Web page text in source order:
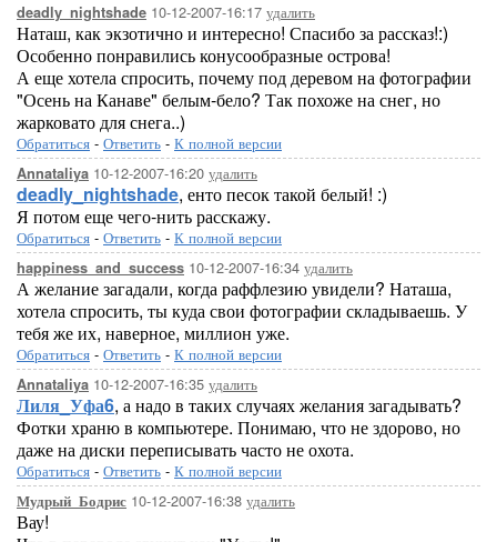
deadly_nightshade 10-12-2007-16:17 удалить
Наташ, как экзотично и интересно! Спасибо за рассказ!:)
Особенно понравились конусообразные острова!
А еще хотела спросить, почему под деревом на фотографии
"Осень на Канаве" белым-бело? Так похоже на снег, но
жарковато для снега..)
Обратиться - Ответить - К полной версии
Annataliya 10-12-2007-16:20 удалить
deadly_nightshade, енто песок такой белый! :)
Я потом еще чего-нить расскажу.
Обратиться - Ответить - К полной версии
happiness_and_success 10-12-2007-16:34 удалить
А желание загадали, когда раффлезию увидели? Наташа,
хотела спросить, ты куда свои фотографии складываешь. У
тебя же их, наверное, миллион уже.
Обратиться - Ответить - К полной версии
Annataliya 10-12-2007-16:35 удалить
Лиля_Уфа6, а надо в таких случаях желания загадывать?
Фотки храню в компьютере. Понимаю, что не здорово, но
даже на диски переписывать часто не охота.
Обратиться - Ответить - К полной версии
Мудрый_Бодрис 10-12-2007-16:38 удалить
Вау!